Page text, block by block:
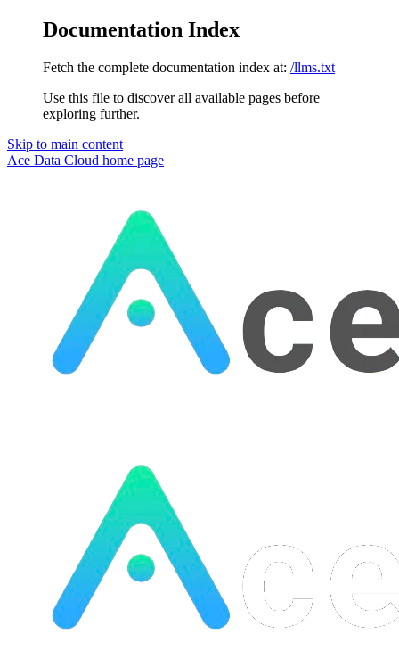
Documentation Index
Fetch the complete documentation index at: /llms.txt
Use this file to discover all available pages before
exploring further.
Skip to main content
Ace Data Cloud home page